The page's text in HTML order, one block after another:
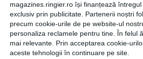
magazines.ringier.ro își finanțează
exclusiv prin publicitate. Partenerii noștri
precum cookie-urile de pe website-ul
personaliza reclamele pentru tine. În felul
mai relevante. Prin acceptarea cookie-
aceste tehnologii în continuare pe site.
ABONEAZĂ-TE